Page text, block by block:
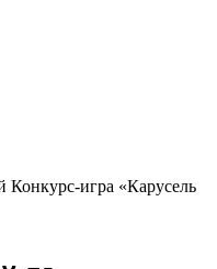
игра «Карусель